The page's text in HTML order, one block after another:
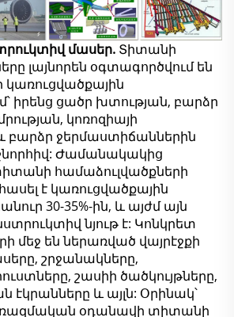
մասեր. Տիտանի
լայնորեն օգտագործվում են
իրենց ցածր խտության, բարձր
կոռոզիայի
բարձր ջերմաստիճաններին
Ժամանակակից
համաձուլվածքների
է կառուցվածքային
30-35%-ին, և այժմ այն
նյութ է: Կոնկրետ
մեջ են ներառված վայրէջքի
շրջանակները,
շասիի ծածկույթները,
և այլն: Օրինակ՝
ռազմական օդանավի տիտանի